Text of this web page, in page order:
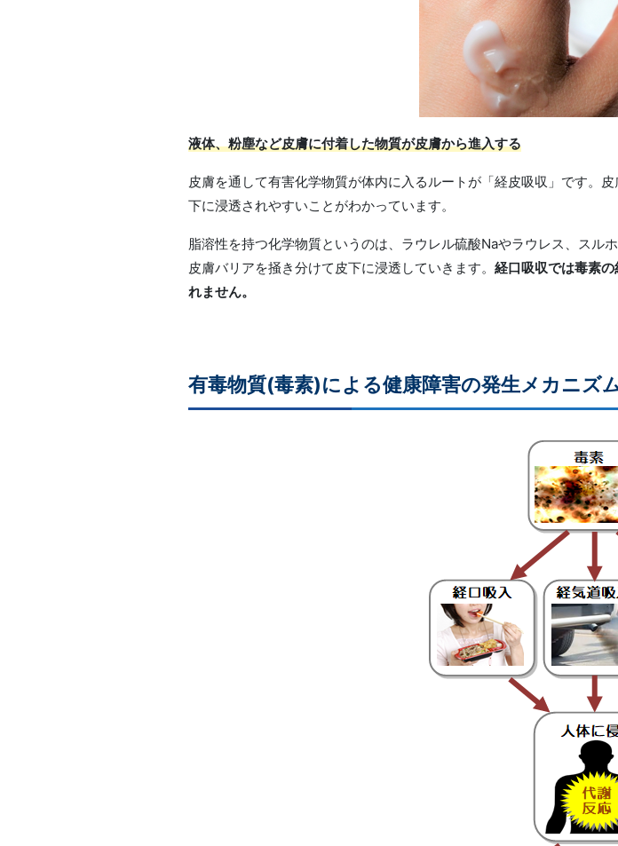
液体、粉塵など皮膚に付着した物質が皮膚から進入する
皮膚を通して有害化学物質が体内に入るルートが「経皮吸収」です。
下に浸透されやすいことがわかっています。
脂溶性を持つ化学物質というのは、ラウレル硫酸Naやラウレス、スル
皮膚バリアを掻き分けて皮下に浸透していきます。 経口吸収では毒素
れません。
有毒物質(毒素)による健康障害の発生メカニズ